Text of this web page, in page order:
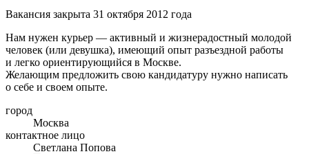
Вакансия закрыта 31 октября 2012 года
Нам нужен курьер — активный и жизнерадостный молодой
человек (или девушка), имеющий опыт разъездной работы
и легко ориентирующийся в Москве.
Желающим предложить свою кандидатуру нужно написать
о себе и своем опыте.
город
Москва
контактное лицо
Светлана Попова